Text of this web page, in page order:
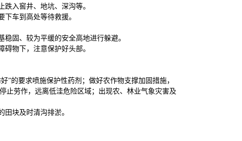
入窖井、地坑、深沟等。
车到高处等待救援。
固、较为平缓的安全高地进行躲避。
物下，注意保护好头部。
”的要求喷施保护性药剂；做好农作物支撑加固措施，
止劳作，远离低洼危险区域；出现农、林业气象灾害及
块及时清沟排淤。